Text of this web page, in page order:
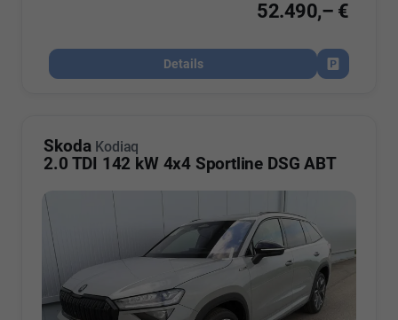
52.490,– €
Details
Fahrzeug
Skoda Kodiaq
2.0 TDI 142 kW 4x4 Sportline DSG ABT